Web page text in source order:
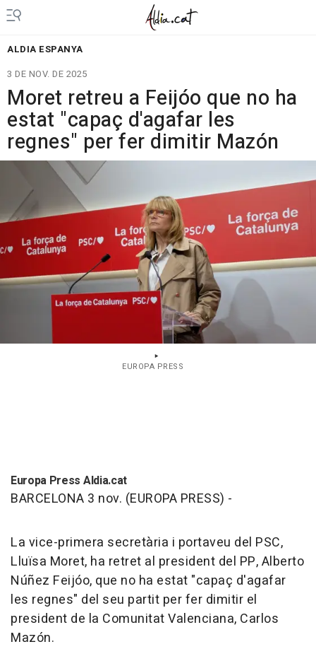
ALDIA ESPANYA
3 DE NOV. DE 2025
Moret retreu a Feijóo que no ha
estat "capaç d'agafar les
regnes" per fer dimitir Mazón
EUROPA PRESS
Europa Press Aldia.cat
BARCELONA 3 nov. (EUROPA PRESS) -
La vice-primera secretària i portaveu del PSC,
Lluïsa Moret, ha retret al president del PP, Alberto
Núñez Feijóo, que no ha estat "capaç d'agafar
les regnes" del seu partit per fer dimitir el
president de la Comunitat Valenciana, Carlos
Mazón.